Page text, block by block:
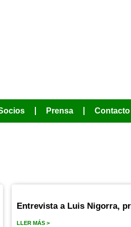
Prensa Contacto
Entrevista a Luis Nigorra,
LLER MÁS >